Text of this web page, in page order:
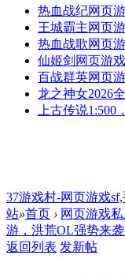
热血战纪网页
王城霸主网页
热血战歌网页
仙姬剑 网页游
百战群英网页
龙之神女2026
上古传说1:500
37游戏村-网页游戏
站»首页 › 网页游戏私
游，洪荒OL强势来袭
返回列表 发新帖